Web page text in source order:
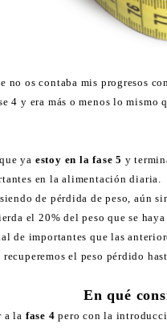
no os contaba mis progresos
4 y era más o menos lo mismo
ya estoy en la fase 5 y
en la alimentación diaria.
de pérdida de peso, aún
el 20% del peso que se
de importantes que las
el peso pérdido
En qué
a la fase 4 pero con la